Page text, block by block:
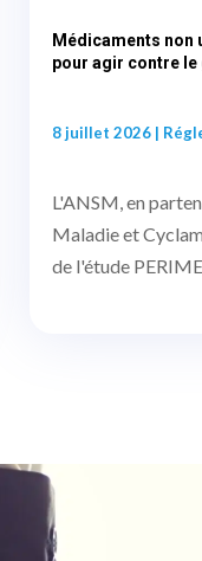
Médicaments non
pour agir contre
8 juillet 2026|
L'ANSM, en
Maladie et
de l'étude